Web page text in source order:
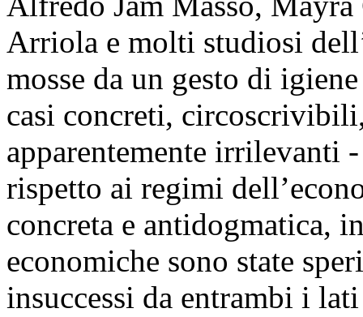
Arriola e molti studiosi
mosse da un gesto di
casi concreti,
apparentemente irrilevanti
rispetto ai regimi
concreta e antidogmatica,
economiche sono state
insuccessi da entrambi i